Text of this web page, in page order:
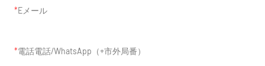
Eメール
電話電話/WhatsApp（+市外局番）